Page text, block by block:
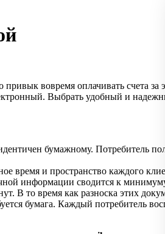
вовремя оплачивать счета
Выбрать удобный и
бумажному. Потребитель
время и пространство каждого
информации сводится к
В то время как разноска этих
бумага. Каждый потребитель